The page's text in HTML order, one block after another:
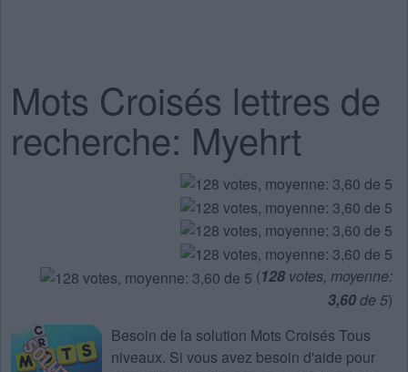
Mots Croisés lettres de
recherche: Myehrt
(128 votes, moyenne:
3,60de 5)
Besoin de la solution Mots Croisés Tous
niveaux. Si vous avez besoin d'aide pour